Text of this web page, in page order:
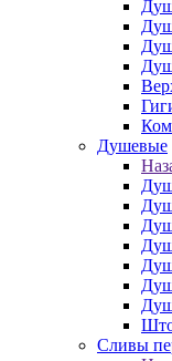
Душевые
Сливы